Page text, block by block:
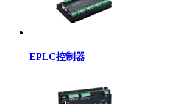
EPLC控制器